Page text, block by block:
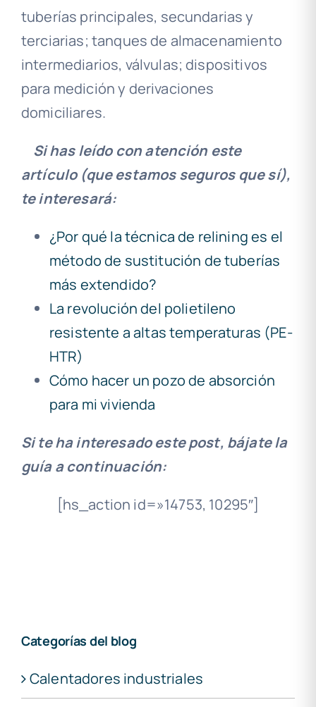
tuberías principales, secundarias y
terciarias; tanques de almacenamiento
intermediarios, válvulas; dispositivos
para medición y derivaciones
domiciliares.
Si has leído con atención este
artículo (que estamos seguros que sí),
te interesará:
¿Por qué la técnica de relining es el
método de sustitución de tuberías
más extendido?
La revolución del polietileno
resistente a altas temperaturas (PE-
HTR)
Cómo hacer un pozo de absorción
para mi vivienda
Si te ha interesado este post, bájate la
guía a continuación:
[hs_action id=»14753, 10295″]
Categorías del blog
Calentadores industriales